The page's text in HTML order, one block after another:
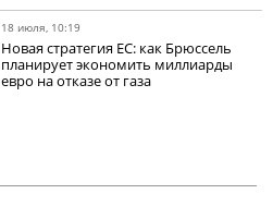
18 июля, 10:19
Новая стратегия ЕС: как Брюссель
планирует экономить миллиарды
евро на отказе от газа